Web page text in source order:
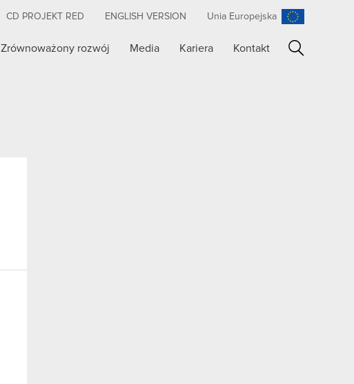
CD PROJEKT RED ENGLISH VERSION Unia Europejska
Zrównoważony rozwój Media Kariera Kontakt